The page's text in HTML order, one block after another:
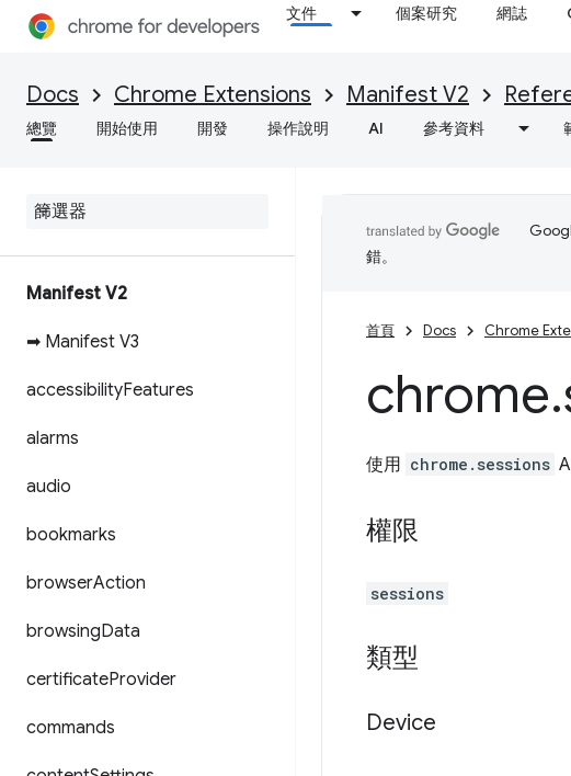
文件 個案研究 網誌
Docs Chrome Extensions Manifest V2
總覽 開始使用 開發 操作說明 AI 參考資料
Manifest V2
➡ Manifest V3
accessibilityFeatures
alarms
audio
bookmarks
browserAction
browsingData
certificateProvider
commands
錯。
首頁 Docs Chrome
chrome.
使用 chrome.sessions
權限
sessions
類型
Device